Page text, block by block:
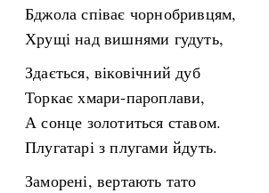
Бджола співає чорнобривцям,
Хрущі над вишнями гудуть,
Здається, віковічний дуб
Торкає хмари-пароплави,
А сонце золотиться ставом.
Плугатарі з плугами йдуть.
Заморені, вертають тато